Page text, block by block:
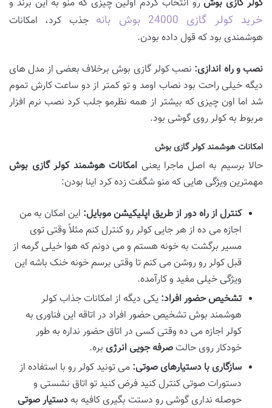
کولر گازی بوش رو انتخاب کردم اولین چیزی که منو به این برند و
خرید کولر گازی 24000 بوش بانه
جذب کرد، امکانات
هوشمندی بود که قول داده بودن.
نصب و راه اندازی: نصب کولر گازی بوش برخلاف بعضی از مدل های
دیگه خیلی راحت بود نصاب اومد و تو کمتر از دو ساعت کارش تموم
شد اما اون چیزی که بیشتر از همه نظرمو جلب کرد نصب نرم افزار
مربوط به کولر روی گوشی بود.
امکانات هوشمند کولر گازی بوش
حالا برسیم به اصل ماجرا یعنی امکانات هوشمند کولر گازی بوش
مهمترین ویژگی هایی که منو شگفت زده کرد اینا بودن:
کنترل از راه دور از طریق اپلیکیشن موبایل: این امکان به من
اجازه می ده از هر جایی کولر رو کنترل کنم مثلاً وقتی توی
مسیر برگشت به خونه هستم و می دونم که هوا خیلی گرمه از
قبل کولر رو روشن می کنم تا وقتی برسم خونه خنک باشه این
ویژگی خیلی مفید و کارآمده.
تشخیص حضور افراد: یکی دیگه از امکانات جذاب کولر
هوشمند بوش تشخیص حضور افراد در اتاقه این فناوری به
کولر اجازه می ده وقتی کسی در اتاق حضور نداره به طور
خودکار روی حالت صرفه جویی انرژی بره.
سازگاری با دستیارهای صوتی: می تونید کولر رو با استفاده از
دستورات صوتی کنترل کنید فرض کنید تو اتاق نشستی و
حوصله نداری گوشی رو دستت بگیری کافیه به دستیار صوتی